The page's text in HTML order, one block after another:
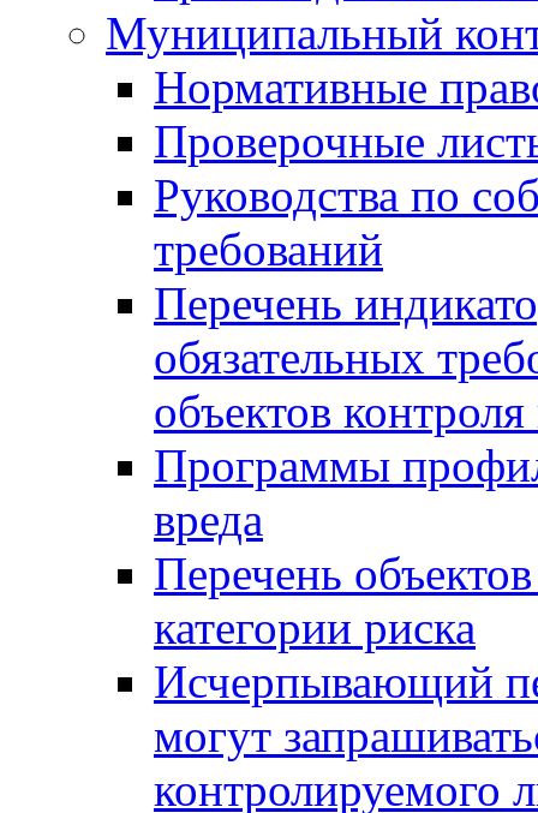
Муниципальный
Нормативные
Проверочные
Руководства по
требований
Перечень
обязательных
объектов
Программы
вреда
Перечень
категории риска
Исчерпывающий
могут
контролируемого